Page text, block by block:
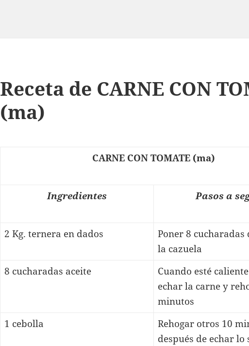
Receta de CARNE CON
(ma)
CARNE CON TOMATE (ma)
Ingredientes Pasos a
2 Kg. ternera en dados
Poner 8 cucharadas
la cazuela
8 cucharadas aceite
Cuando esté
echar la carne y
minutos
1 cebolla
Rehogar otros 10
después de echar lo